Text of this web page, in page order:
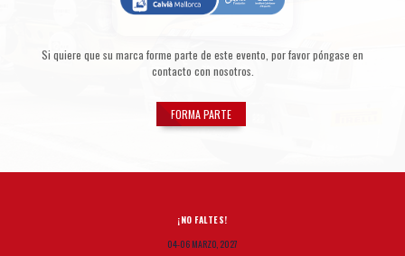
Si quiere que su marca forme parte de este evento, por favor póngase en
contacto con nosotros.
FORMA PARTE
¡NO FALTES!
04-06 MARZO, 2027